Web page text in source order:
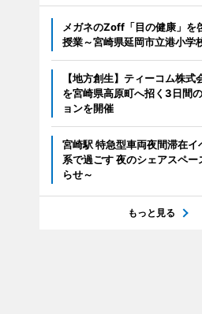
メガネのZoff「目の健康」を
授業～宮崎県延岡市立港小学
【地方創生】ティーコム株式
を宮崎県高原町へ招く3日間
ョンを開催
宮崎駅 特急型車両夜間滞在
系で過ごす 夜のシェアスペー
らせ～
もっと見る